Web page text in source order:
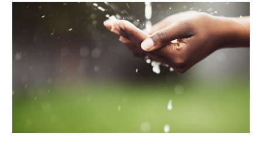
ante
sequía
(Periódico
correo)